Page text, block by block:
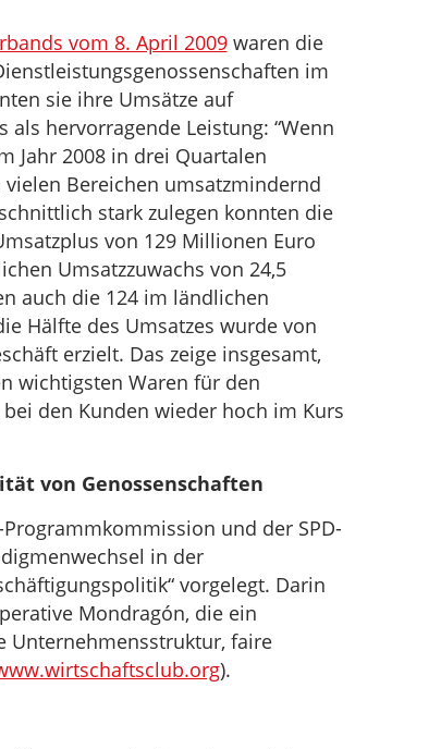
vom 8. April 2009waren die
im
sie ihre Umsätze auf
hervorragende Leistung: “Wenn
Jahr 2008 in drei Quartalen
Bereichen umsatzmindernd
stark zulegen konnten die
von 129 Millionen Euro
Umsatzzuwachs von 24,5
auch die 124 im ländlichen
Hälfte des Umsatzes wurde von
erzielt. Das zeige insgesamt,
wichtigsten Waren für den
den Kunden wieder hoch im Kurs
von Genossenschaften
und der SPD-
in der
vorgelegt. Darin
Mondragón, die ein
Unternehmensstruktur, faire
).